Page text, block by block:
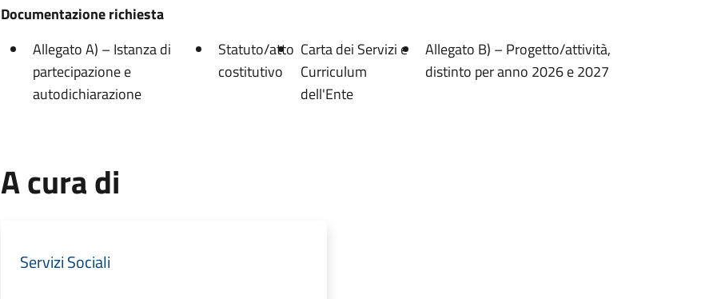
Documentazione richiesta
Allegato A) – Istanza di
partecipazione e
autodichiarazione
Statuto/atto
costitutivo
Carta dei Servizi e
Curriculum
dell'Ente
Allegato B) – Progetto/attività,
distinto per anno 2026 e 2027
A cura di
Servizi Sociali